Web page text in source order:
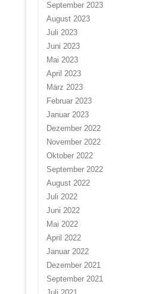
September 2023
August 2023
Juli 2023
Juni 2023
Mai 2023
April 2023
März 2023
Februar 2023
Januar 2023
Dezember 2022
November 2022
Oktober 2022
September 2022
August 2022
Juli 2022
Juni 2022
Mai 2022
April 2022
Januar 2022
Dezember 2021
September 2021